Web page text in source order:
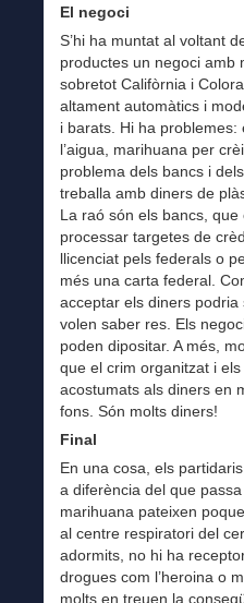
El negoci
S’hi ha muntat al voltant
productes un negoci amb
sobretot Califòrnia i
altament automàtics i
i barats. Hi ha
l’aigua, marihuana per
problema dels bancs i
treballa amb diners de
La raó són els bancs,
processar targetes de
llicenciat pels federals o
més una carta federal.
acceptar els diners
volen saber res. Els
poden dipositar. A més,
que el crim organitzat i
acostumats als diners en
fons. Són molts diners!
Final
En una cosa, els
a diferència del que
marihuana pateixen
al centre respiratori del
adormits, no hi ha
drogues com l’heroina o
molts en treuen la